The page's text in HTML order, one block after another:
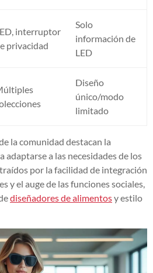
interruptor
privacidad
Solo
información de
LED
Diseño
único/modo
limitado
la comunidad destacan la
adaptarse a las necesidades de los
por la facilidad de integración
y el auge de las funciones sociales,
diseñadores de alimentosy estilo